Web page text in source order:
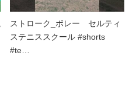
ストローク_ボレー セルティ
ステニススクール #shorts
#te…